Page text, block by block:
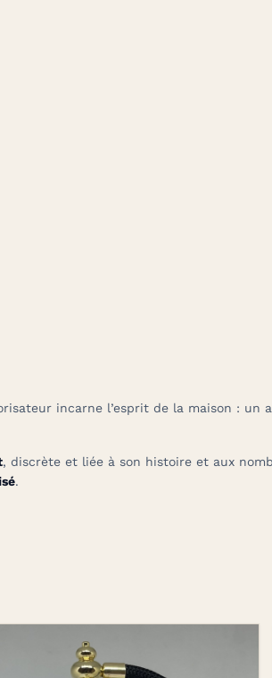
incarne l’esprit de la maison :
, discrète et liée à son histoire et aux
.